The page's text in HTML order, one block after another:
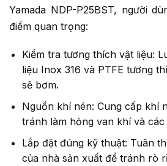
Yamada NDP-P25BST, người
điểm quan trọng:
Kiểm tra tương thích vật liệu:
liệu Inox 316 và PTFE tương
sẽ bơm.
Nguồn khí nén: Cung cấp khí
tránh làm hỏng van khí và
Lắp đặt đúng kỹ thuật: Tuân
của nhà sản xuất để tránh rò